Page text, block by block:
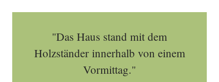
"Das Haus stand mit dem
Holzständer innerhalb von einem
Vormittag."